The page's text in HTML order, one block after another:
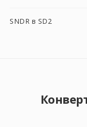
SNDR в SD2